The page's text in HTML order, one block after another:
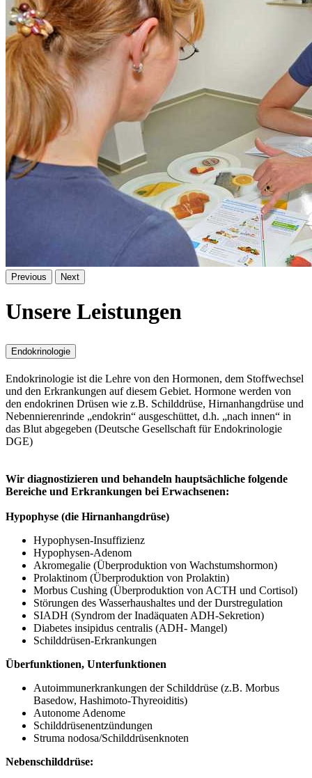
Previous Next
Unsere Leistungen
Endokrinologie
Endokrinologie ist die Lehre von den Hormonen, dem Stoffwechsel
und den Erkrankungen auf diesem Gebiet. Hormone werden von
den endokrinen Drüsen wie z.B. Schilddrüse, Hirnanhangdrüse und
Nebennierenrinde „endokrin“ ausgeschüttet, d.h. „nach innen“ in
das Blut abgegeben (Deutsche Gesellschaft für Endokrinologie
DGE)
Wir diagnostizieren und behandeln hauptsächliche folgende
Bereiche und Erkrankungen bei Erwachsenen:
Hypophyse (die Hirnanhangdrüse)
Hypophysen-Insuffizienz
Hypophysen-Adenom
Akromegalie (Überproduktion von Wachstumshormon)
Prolaktinom (Überproduktion von Prolaktin)
Morbus Cushing (Überproduktion von ACTH und Cortisol)
Störungen des Wasserhaushaltes und der Durstregulation
SIADH (Syndrom der Inadäquaten ADH-Sekretion)
Diabetes insipidus centralis (ADH- Mangel)
Schilddrüsen-Erkrankungen
Überfunktionen, Unterfunktionen
Autoimmunerkrankungen der Schilddrüse (z.B. Morbus
Basedow, Hashimoto-Thyreoiditis)
Autonome Adenome
Schilddrüsenentzündungen
Struma nodosa/Schilddrüsenknoten
Nebenschilddrüse: